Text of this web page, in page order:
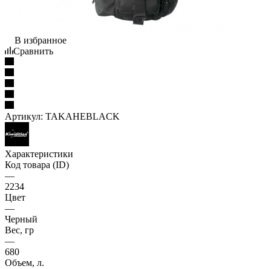
В избранное
Сравнить
Артикул: TAKAHEBLACK
Характеристики
Код товара (ID)
—
2234
Цвет
—
Черный
Вес, гр
—
680
Объем, л.